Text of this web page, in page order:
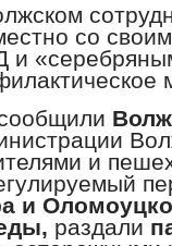
со
и
и
раздали